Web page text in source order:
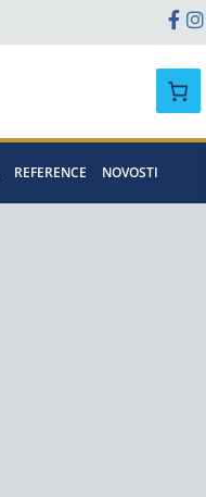
REFERENCE NOVOSTI